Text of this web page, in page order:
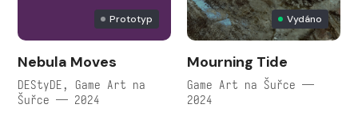
Prototyp
Nebula Moves
DEStyDE, Game Art na
Šuřce — 2024
Vydáno
Mourning Tide
Game Art na Šuřce —
2024